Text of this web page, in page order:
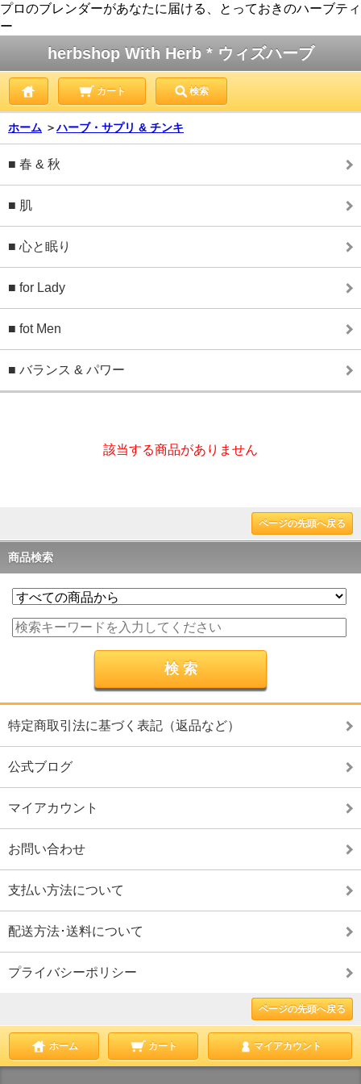
プロのブレンダーがあなたに届ける、とっておきのハーブティ
ー
herbshop With Herb * ウィズハーブ
カート 検索
ホーム ＞ハーブ・サプリ & チンキ
■ 春 & 秋
■ 肌
■ 心と眠り
■ for Lady
■ fot Men
■ バランス & パワー
該当する商品がありません
ページの先頭へ戻る
商品検索
特定商取引法に基づく表記（返品など）
公式ブログ
マイアカウント
お問い合わせ
支払い方法について
配送方法･送料について
プライバシーポリシー
ページの先頭へ戻る
ホーム カート マイアカウント